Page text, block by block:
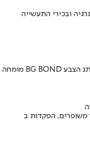
ובכירי התעשייה